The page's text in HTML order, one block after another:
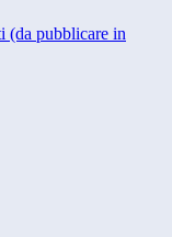
(da pubblicare in